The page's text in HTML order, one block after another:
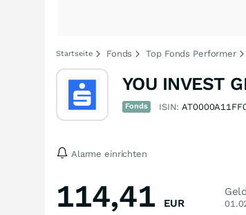
Startseite Fonds Top Fonds Performer
YOU INVEST
Fonds ISIN:
Alarme einrichten
114,41 EUR